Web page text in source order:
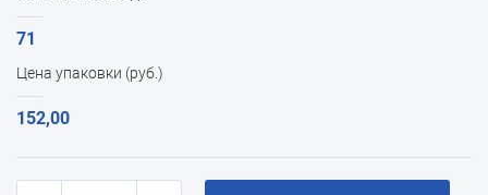
71
Цена упаковки (руб.)
152,00